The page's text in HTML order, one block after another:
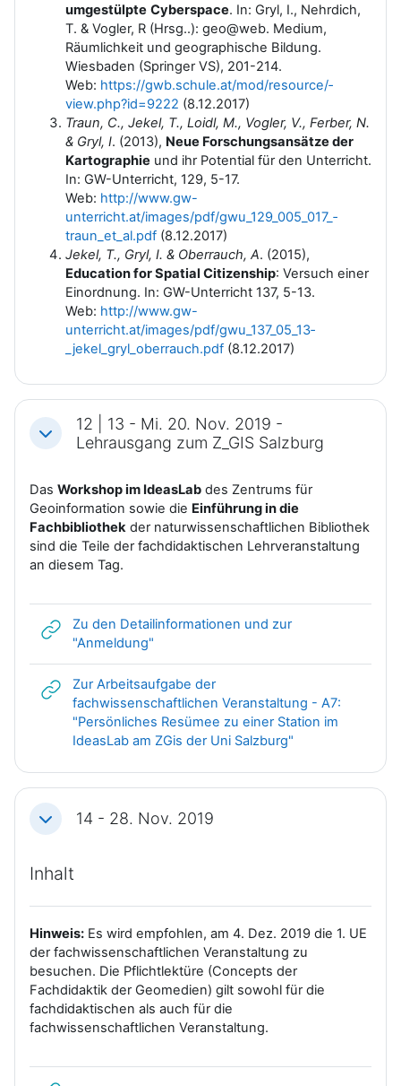
umgestülpte Cyberspace. In: Gryl, I., Nehrdich,
T. & Vogler, R (Hrsg..): geo@web. Medium,
Räumlichkeit und geographische Bildung.
Wiesbaden (Springer VS), 201-214.
Web: https://gwb.schule.at/mod/resource/­
view.php?id=9222 (8.12.2017)
Traun, C., Jekel, T., Loidl, M., Vogler, V., Ferber, N.
& Gryl, I. (2013), Neue Forschungsansätze der
Kartographie und ihr Potential für den Unterricht.
In: GW-Unterricht, 129, 5-17.
Web: http://www.gw-
unterricht.at/images/pdf/gwu_129_005_017_­
traun_et_al.pdf (8.12.2017)
Jekel, T., Gryl, I. & Oberrauch, A. (2015),
Education for Spatial Citizenship: Versuch einer
Einordnung. In: GW-Unterricht 137, 5-13.
Web: http://www.gw-
unterricht.at/images/pdf/gwu_137_05_13­
_jekel_gryl_oberrauch.pdf (8.12.2017)
Einklappen
12 | 13 - Mi. 20. Nov. 2019 -
Lehrausgang zum Z_GIS Salzburg
Das Workshop im IdeasLab des Zentrums für
Geoinformation sowie die Einführung in die
Fachbibliothek der naturwissenschaftlichen Bibliothek
sind die Teile der fachdidaktischen Lehrveranstaltung
an diesem Tag.
Zu den Detailinformationen und zur
"Anmeldung"
Zur Arbeitsaufgabe der
fachwissenschaftlichen Veranstaltung - A7:
"Persönliches Resümee zu einer Station im
IdeasLab am ZGis der Uni Salzburg"
Einklappen14 - 28. Nov. 2019
Inhalt
Hinweis: Es wird empfohlen, am 4. Dez. 2019 die 1. UE
der fachwissenschaftlichen Veranstaltung zu
besuchen. Die Pflichtlektüre (Concepts der
Fachdidaktik der Geomedien) gilt sowohl für die
fachdidaktischen als auch für die
fachwissenschaftlichen Veranstaltung.